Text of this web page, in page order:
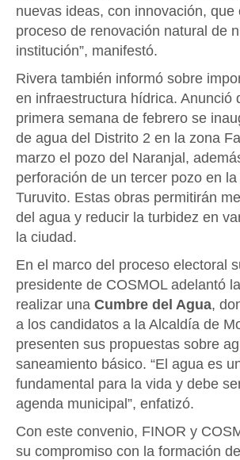
nuevas ideas, con innovación, que
proceso de renovación natural de
institución”, manifestó.
Rivera también informó sobre
en infraestructura hídrica. Anunció
primera semana de febrero se
de agua del Distrito 2 en la zona
marzo el pozo del Naranjal,
perforación de un tercer pozo en
Turuvito. Estas obras permitirán
del agua y reducir la turbidez en
la ciudad.
En el marco del proceso electoral
presidente de COSMOL adelantó
realizar una Cumbre del Agua,
a los candidatos a la Alcaldía de
presenten sus propuestas sobre
saneamiento básico. “El agua es
fundamental para la vida y debe
agenda municipal”, enfatizó.
Con este convenio, FINOR y
su compromiso con la formación